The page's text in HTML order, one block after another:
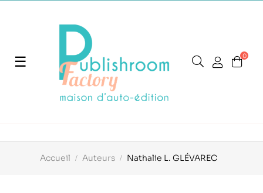
Basculer
navigation
☰ 0
Accueil Auteurs Nathalie L. GLÉVAREC